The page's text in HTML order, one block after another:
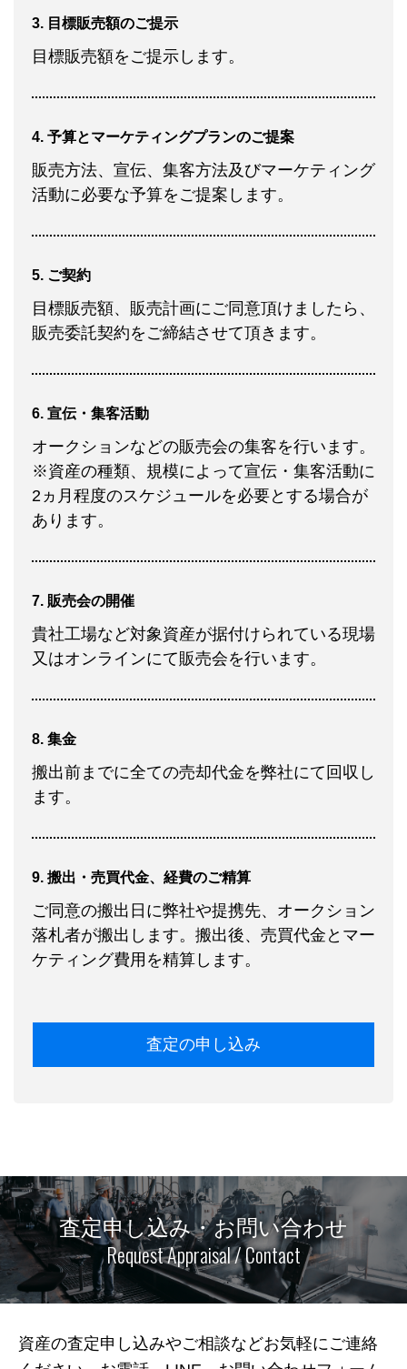
3. 目標販売額のご提示
目標販売額をご提示します。
4. 予算とマーケティングプランのご提案
販売方法、宣伝、集客方法及びマーケティング
活動に必要な予算をご提案します。
5. ご契約
目標販売額、販売計画にご同意頂けましたら、
販売委託契約をご締結させて頂きます。
6. 宣伝・集客活動
オークションなどの販売会の集客を行います。
※資産の種類、規模によって宣伝・集客活動に
2ヵ月程度のスケジュールを必要とする場合が
あります。
7. 販売会の開催
貴社工場など対象資産が据付けられている現場
又はオンラインにて販売会を行います。
8. 集金
搬出前までに全ての売却代金を弊社にて回収し
ます。
9. 搬出・売買代金、経費のご精算
ご同意の搬出日に弊社や提携先、オークション
落札者が搬出します。搬出後、売買代金とマー
ケティング費用を精算します。
査定の申し込み
査定申し込み・お問い合わせ
Request Appraisal / Contact
資産の査定申し込みやご相談などお気軽にご連絡